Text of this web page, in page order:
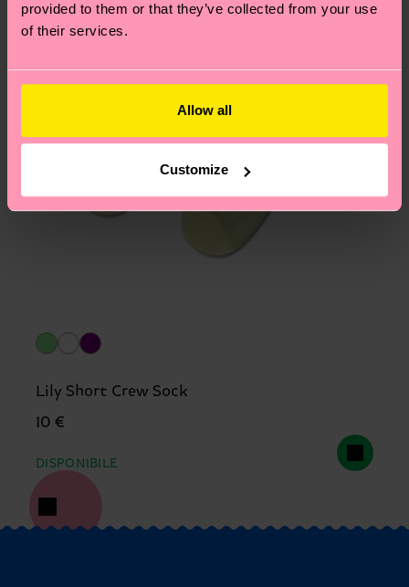
provided to them or that they’ve collected from your use
of their services.
Allow all
Customize
Lily Short Crew Sock
10 €
DISPONIBILE